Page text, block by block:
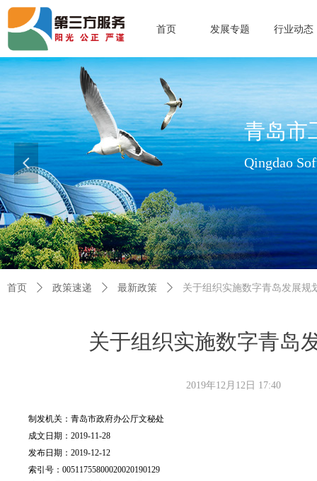
首页 发展专题 行业动态
青岛市
Qingdao
查看更多>>
넳
关于组织实施数字青岛
首页 ꄲ 政策速递 ꄲ 最新政策 ꄲ 关于组织实施数字青岛发展规
制发机关： 青岛市政府办公厅文秘处
成文日期：2019-11-28
发布日期：2019-12-12
索引号：00511755800020020190129
2019年12月12日 17:40